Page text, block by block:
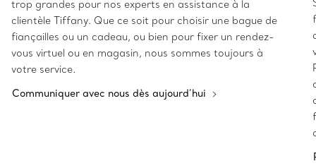
trop grandes pour nos experts en assistance à la
clientèle Tiffany. Que ce soit pour choisir une bague de
fiançailles ou un cadeau, ou bien pour fixer un rendez-
vous virtuel ou en magasin, nous sommes toujours à
votre service.
Communiquer avec nous dès aujourd’hui